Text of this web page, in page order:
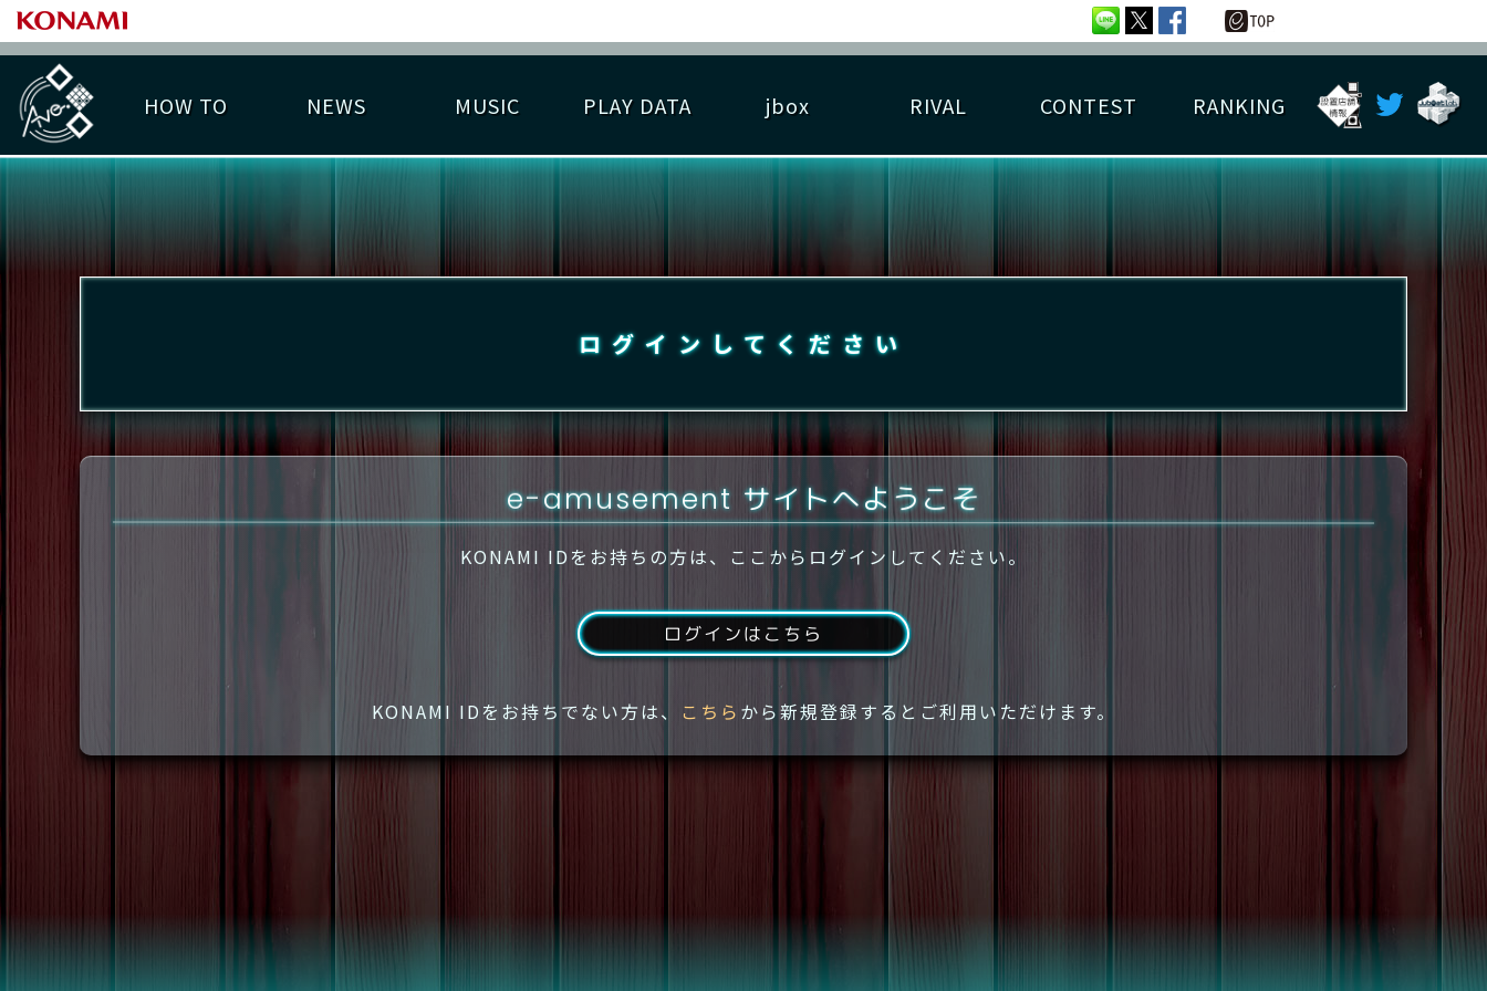
HOW TO
基本の遊び方
NEWS MUSIC
遊べる楽曲
PLAY DATA
PLAY DATA TOP
称号 プレー履歴 プレーグラフ ねんごろチャレンジ EDIT譜面
jbox RIVAL
ライバル一覧 プレーヤー検索
CONTEST
大会開催 大会とは？
RANKING
LICENSE HIT CHART ORIGINAL HIT CHART RANKING RANKING
ログインしてください
e-amusement サイトへようこそ
KONAMI IDをお持ちの方は、ここからログインしてください。
ログインはこちら
KONAMI IDをお持ちでない方は、 こちら から新規登録するとご利用いただけます。